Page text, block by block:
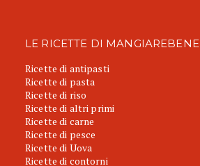
LE RICETTE DI MANGIAREBENE
Ricette di antipasti
Ricette di pasta
Ricette di riso
Ricette di altri primi
Ricette di carne
Ricette di pesce
Ricette di Uova
Ricette di contorni